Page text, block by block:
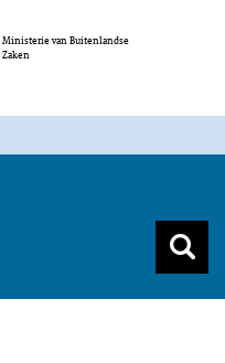
Ministerie van Buitenlandse
Zaken